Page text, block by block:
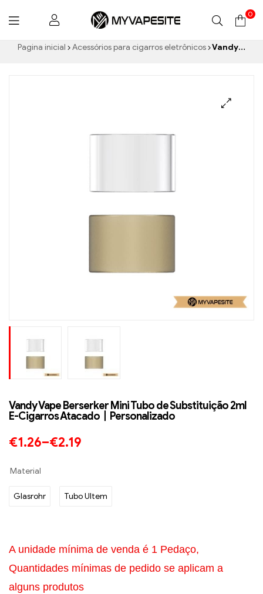
Myvapesite.de
0
Pagina inicial Acessórios para cigarros eletrônicos Vandy Vape Berserker Mini Tubo de Substituição 2ml E-Cigarros Atacado丨Personalizado
Vandy Vape Berserker Mini Tubo de Substituição 2ml
E-Cigarros Atacado丨Personalizado
€1.26–€2.19
Material
Glasrohr Tubo Ultem
A unidade mínima de venda é 1 Pedaço,
Quantidades mínimas de pedido se aplicam a
alguns produtos